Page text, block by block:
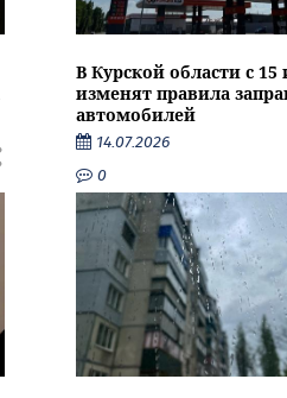
В Курской области с
изменят правила
автомобилей
14.07.2026
0